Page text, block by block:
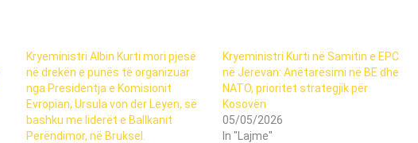
Kryeministri Albin Kurti mori pjesë
në drekën e punës të organizuar
nga Presidentja e Komisionit
Evropian, Ursula von der Leyen, së
bashku me liderët e Ballkanit
Perëndimor, në Bruksel.
Kryeministri Kurti në Samitin e EPC
në Jerevan: Anëtarësimi në BE dhe
NATO, prioritet strategjik për
Kosovën
05/05/2026
In "Lajme"